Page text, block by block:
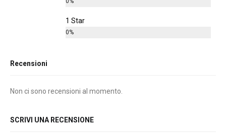
1 Star
0%
Recensioni
Non ci sono recensioni al momento.
SCRIVI UNA RECENSIONE